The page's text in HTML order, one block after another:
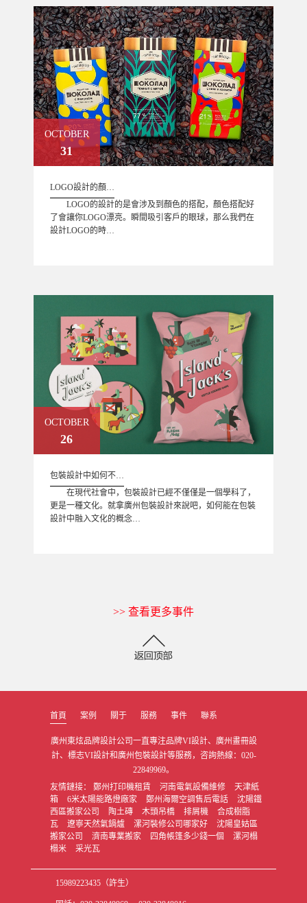
OCTOBER
31
LOGO設計的顏…
LOGO的設計的是會涉及到顏色的搭配，顏色搭配好
了會讓你LOGO漂亮。瞬間吸引客戶的眼球，那么我們在
設計LOGO的時…
OCTOBER
26
包裝設計中如何不…
在現代社會中，包裝設計已經不僅僅是一個學科了，
更是一種文化。就拿廣州包裝設計來說吧，如何能在包裝
設計中融入文化的概念…
>> 查看更多事件
首頁 案例 關于 服務 事件 聯系
廣州東炫品牌設計公司一直專注品牌VI設計、廣州畫冊設
計、標志VI設計和廣州包裝設計等服務，咨詢熱線：020-
22849969。
友情鏈接： 鄭州打印機租賃 河南電氣設備維修
天津紙
箱
6米太陽能路燈廠家 鄭州海爾空調售后電話
沈陽鐵
西區搬家公司
陶土磚 木頭吊橋 排屑機
合成樹脂
瓦
遼寧天然氣鍋爐 漯河裝修公司哪家好
沈陽皇姑區
搬家公司
濟南專業搬家 四角帳篷多少錢一個
漯河榻
榻米
采光瓦
15989223435（許生）